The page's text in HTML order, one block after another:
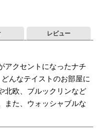
アクセントになったナチ
んなテイストのお部屋に
北欧、ブルックリンなど
また、ウォッシャブルな
レビュー